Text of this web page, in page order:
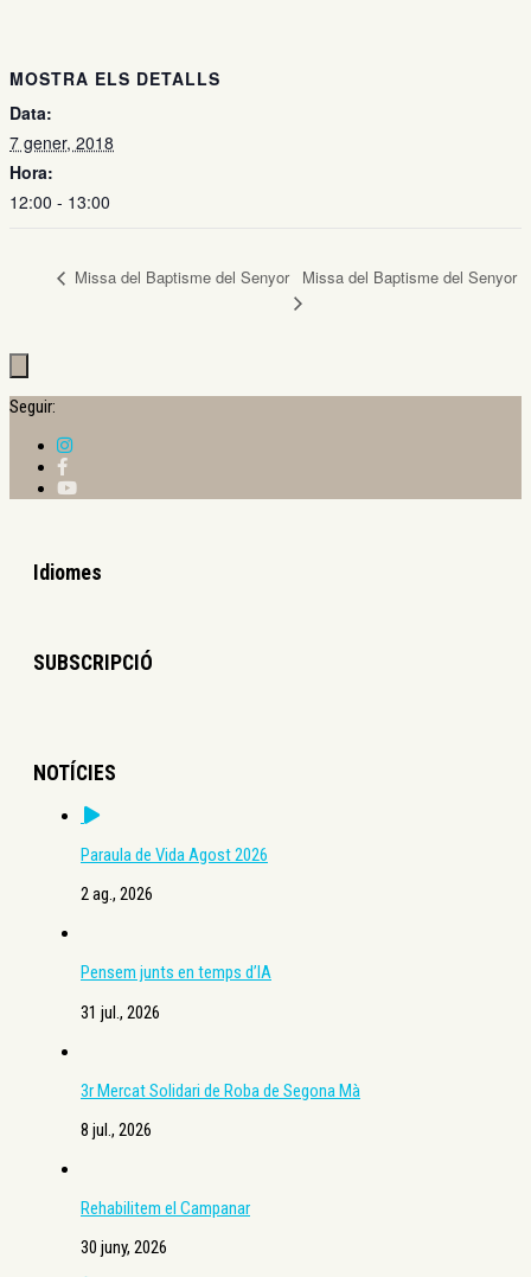
MOSTRA ELS DETALLS
Data:
7 gener, 2018
Hora:
12:00 - 13:00
Missa del Baptisme del Senyor Missa del Baptisme del Senyor
Seguir:
Idiomes
SUBSCRIPCIÓ
NOTÍCIES
Paraula de Vida Agost 2026
2 ag., 2026
Pensem junts en temps d’IA
31 jul., 2026
3r Mercat Solidari de Roba de Segona Mà
8 jul., 2026
Rehabilitem el Campanar
30 juny, 2026